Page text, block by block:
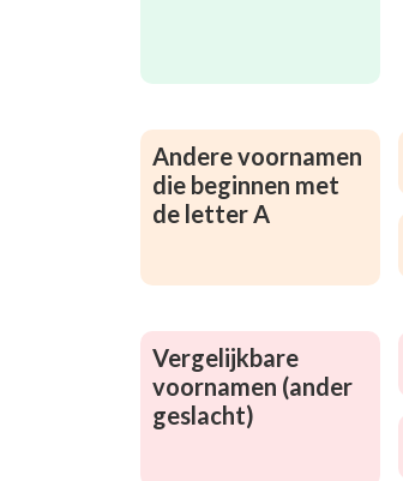
Andere voornamen
die beginnen met
de letter A
Vergelijkbare
voornamen (ander
geslacht)